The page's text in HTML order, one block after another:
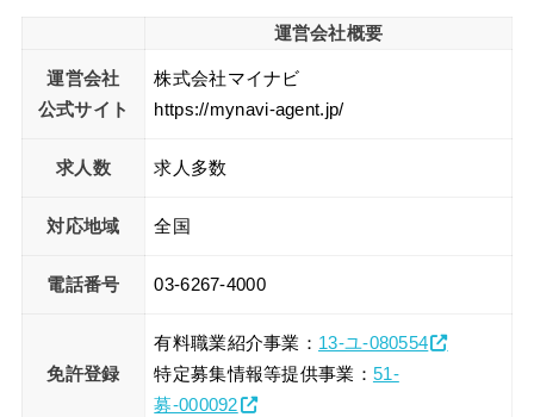
運営会社概要
運営会社
公式サイト
株式会社マイナビ
https://mynavi-agent.jp/
求人数 求人多数
対応地域 全国
電話番号 03-6267-4000
免許登録
有料職業紹介事業： 13-ユ-080554
特定募集情報等提供事業： 51-
募-000092